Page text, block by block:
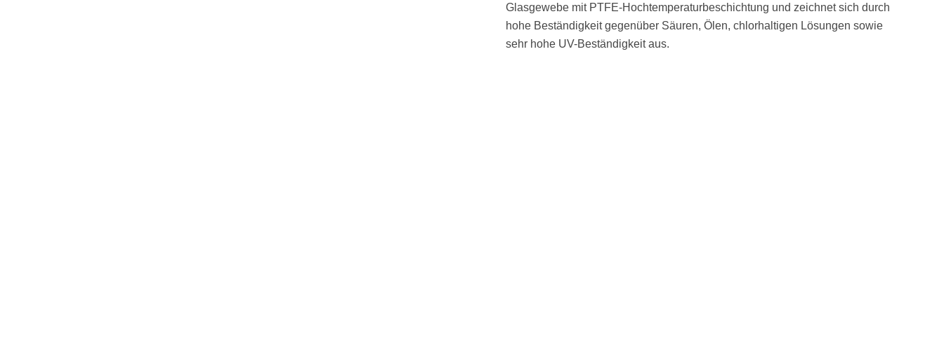
Glasgewebe mit PTFE-Hochtemperaturbeschichtung und zeichnet sich durch
hohe Beständigkeit gegenüber Säuren, Ölen, chlorhaltigen Lösungen sowie
sehr hohe UV-Beständigkeit aus.